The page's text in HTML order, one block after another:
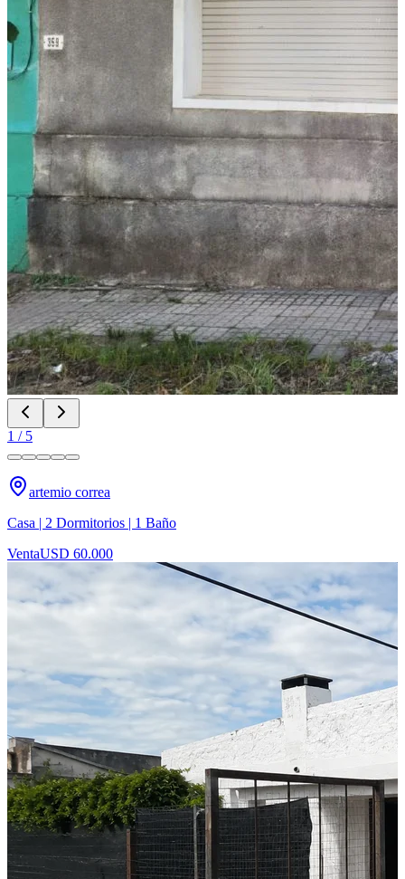
1 / 5
artemio correa
Casa | 2 Dormitorios | 1 Baño
VentaUSD 60.000